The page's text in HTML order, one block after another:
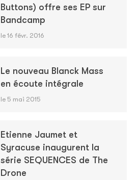
Buttons) offre ses EP sur
Bandcamp
le 16 févr. 2016
Le nouveau Blanck Mass
en écoute intégrale
le 5 mai 2015
Etienne Jaumet et
Syracuse inaugurent la
série SEQUENCES de The
Drone